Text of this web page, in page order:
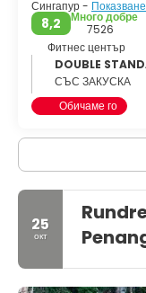
Сингапур -
8,2
Много добре
7526
Фитнес център
DOUBLE
СЪС ЗАКУСКА
Обичаме го
25
окт